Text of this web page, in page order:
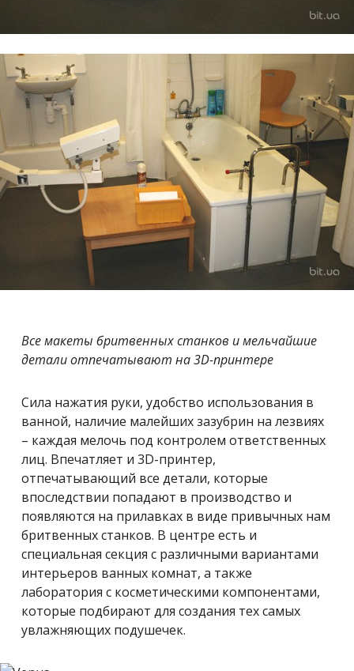
Все макеты бритвенных станков и мельчайшие
детали отпечатывают на 3D-принтере
Сила нажатия руки, удобство использования в
ванной, наличие малейших зазубрин на лезвиях
– каждая мелочь под контролем ответственных
лиц. Впечатляет и 3D-принтер,
отпечатывающий все детали, которые
впоследствии попадают в производство и
появляются на прилавках в виде привычных нам
бритвенных станков. В центре есть и
специальная секция с различными вариантами
интерьеров ванных комнат, а также
лаборатория с косметическими компонентами,
которые подбирают для создания тех самых
увлажняющих подушечек.